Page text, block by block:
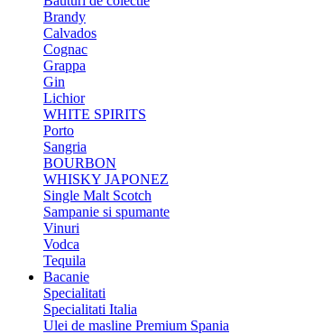
Brandy
Calvados
Cognac
Grappa
Gin
Lichior
WHITE SPIRITS
Porto
Sangria
BOURBON
WHISKY JAPONEZ
Single Malt Scotch
Sampanie si spumante
Vinuri
Vodca
Tequila
Bacanie
Specialitati
Specialitati Italia
Ulei de masline Premium Spania